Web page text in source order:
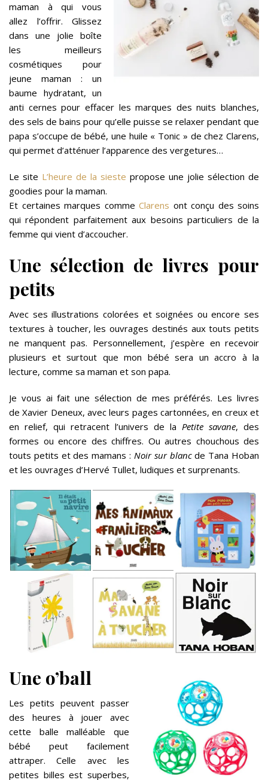
maman à qui vous
allez l’offrir. Glissez
dans une jolie boîte
les meilleurs
cosmétiques pour
jeune maman : un
baume hydratant, un
anti cernes pour effacer les marques des nuits blanches,
des sels de bains pour qu’elle puisse se relaxer pendant que
papa s’occupe de bébé, une huile « Tonic » de chez Clarens,
qui permet d’atténuer l’apparence des vergetures…
Le site L’heure de la sieste propose une jolie sélection de
goodies pour la maman.
Et certaines marques comme Clarens ont conçu des soins
qui répondent parfaitement aux besoins particuliers de la
femme qui vient d’accoucher.
Une sélection de livres pour
petits
Avec ses illustrations colorées et soignées ou encore ses
textures à toucher, les ouvrages destinés aux touts petits
ne manquent pas. Personnellement, j’espère en recevoir
plusieurs et surtout que mon bébé sera un accro à la
lecture, comme sa maman et son papa.
Je vous ai fait une sélection de mes préférés. Les livres
de Xavier Deneux, avec leurs pages cartonnées, en creux et
en relief, qui retracent l’univers de la Petite savane, des
formes ou encore des chiffres. Ou autres chouchous des
touts petits et des mamans : Noir sur blancde Tana Hoban
et les ouvrages d’Hervé Tullet, ludiques et surprenants.
Une o’ball
Les petits peuvent passer
des heures à jouer avec
cette balle malléable que
bébé peut facilement
attraper. Celle avec les
petites billes est superbes,